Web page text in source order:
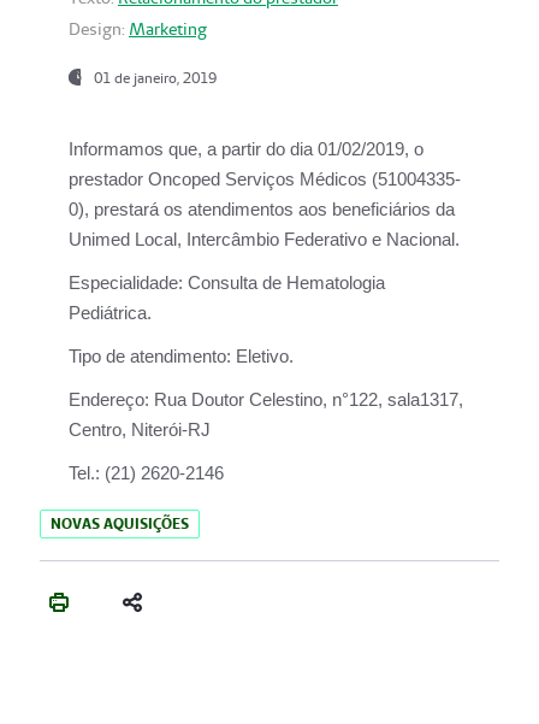
Design: Marketing
01 de janeiro, 2019
Informamos que, a partir do dia 01/02/2019, o
prestador Oncoped Serviços Médicos (51004335-
0), prestará os atendimentos aos beneficiários da
Unimed Local, Intercâmbio Federativo e Nacional.
Especialidade: Consulta de Hematologia
Pediátrica.
Tipo de atendimento: Eletivo.
Endereço: Rua Doutor Celestino, n°122, sala1317,
Centro, Niterói-RJ
Tel.: (21) 2620-2146
NOVAS AQUISIÇÕES